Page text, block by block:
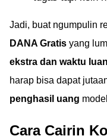
Jadi, buat ngumpulin
DANA Gratis yang
ekstra dan waktu
harap bisa dapat
penghasil uang
Cara Cairin